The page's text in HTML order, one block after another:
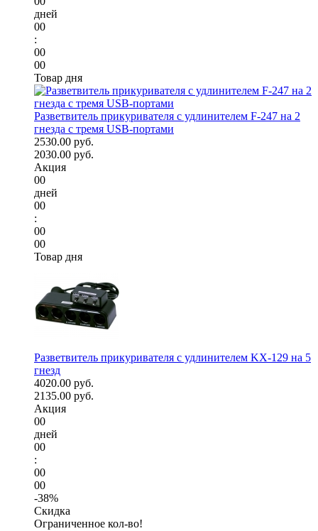
дней
00
:
00
00
Товар дня
Разветвитель прикуривателя с удлинителем F-247 на 2
гнезда с тремя USB-портами
2530.00 руб.
2030.00 руб.
Акция
00
дней
00
:
00
00
Товар дня
Разветвитель прикуривателя с удлинителем KX-129 на 5
гнезд
4020.00 руб.
2135.00 руб.
Акция
00
дней
00
:
00
00
-38%
Скидка
Ограниченное кол-во!